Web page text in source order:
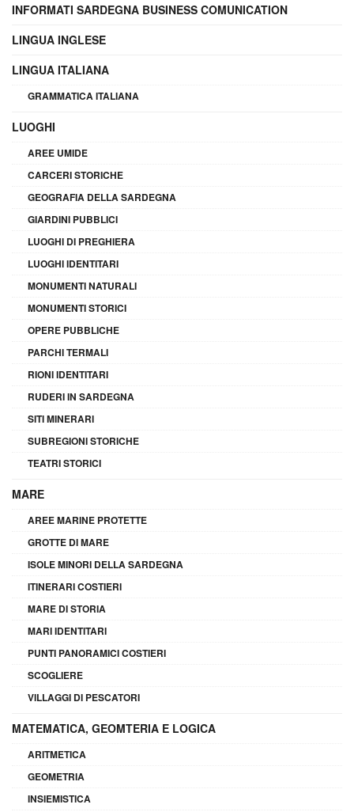
INFORMATI SARDEGNA BUSINESS COMUNICATION
LINGUA INGLESE
LINGUA ITALIANA
GRAMMATICA ITALIANA
LUOGHI
AREE UMIDE
CARCERI STORICHE
GEOGRAFIA DELLA SARDEGNA
GIARDINI PUBBLICI
LUOGHI DI PREGHIERA
LUOGHI IDENTITARI
MONUMENTI NATURALI
MONUMENTI STORICI
OPERE PUBBLICHE
PARCHI TERMALI
RIONI IDENTITARI
RUDERI IN SARDEGNA
SITI MINERARI
SUBREGIONI STORICHE
TEATRI STORICI
MARE
AREE MARINE PROTETTE
GROTTE DI MARE
ISOLE MINORI DELLA SARDEGNA
ITINERARI COSTIERI
MARE DI STORIA
MARI IDENTITARI
PUNTI PANORAMICI COSTIERI
SCOGLIERE
VILLAGGI DI PESCATORI
MATEMATICA, GEOMTERIA E LOGICA
ARITMETICA
GEOMETRIA
INSIEMISTICA